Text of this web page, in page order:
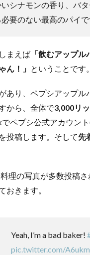
シナモンの香り、バ
要のない最高のパイで
まえば 「飲むアップ
ん！」 ということです。
あり、ペプシアップ
から、全体で3,000リ
ペプシ公式アカウン
投稿します。そして先
理の写真が多数投稿
おきます。
Yeah, I’m a bad baker!
pic.twitter.com/